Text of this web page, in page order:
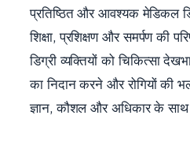
प्रतिष्ठित और आवश्यक मेडिकल
शिक्षा, प्रशिक्षण और समर्पण की
डिग्री व्यक्तियों को चिकित्सा
का निदान करने और रोगियों की
ज्ञान, कौशल और अधिकार के